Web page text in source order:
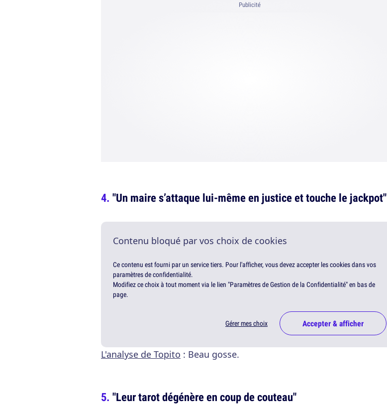
Publicité
"Un maire s’at­taque lui-même en justice et touche le jack­pot"
Contenu bloqué par vos choix de cookies
Ce contenu est fourni par un service tiers. Pour l'afficher, vous devez accepter les cookies dans vos
paramètres de confidentialité.
Modifiez ce choix à tout moment via le lien "Paramètres de Gestion de la Confidentialité" en bas de
page.
Gérer mes choix Accepter & afficher
L'analyse de Topito : Beau gosse.
"Leur tarot dégénère en coup de couteau"